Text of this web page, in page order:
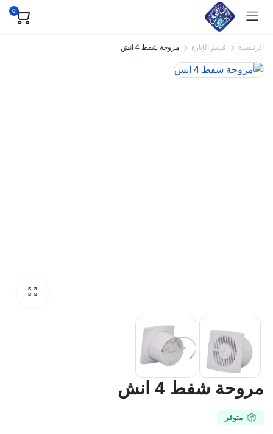
0
الرئيسية قسم الإنارة مروحة شفط 4 انش
مروحة شفط 4 انش
متوفر